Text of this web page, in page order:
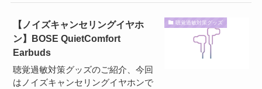
聴覚過敏対策グッズ
【ノイズキャンセリングイヤホ
ン】BOSE QuietComfort
Earbuds
聴覚過敏対策グッズのご紹介、今回
はノイズキャンセリングイヤホンで